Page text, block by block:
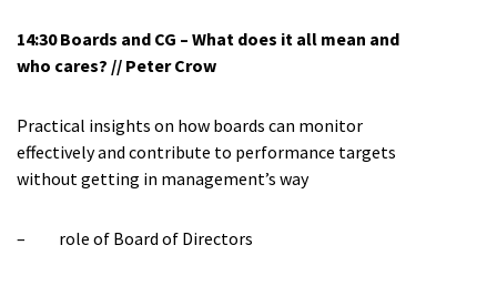
14:30 Boards and CG – What does it all mean and
who cares? // Peter Crow
Practical insights on how boards can monitor
effectively and contribute to performance targets
without getting in management’s way
– role of Board of Directors